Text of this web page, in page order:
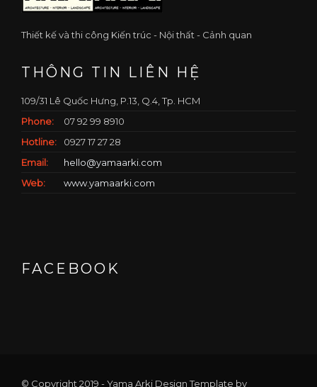
Thiết kế và thi công Kiến trúc - Nội thất - Cảnh quan
THÔNG TIN LIÊN HỆ
109/31 Lê Quốc Hưng, P.13, Q.4, Tp. HCM
Phone:
07 92 99 8910
Hotline:
0927 17 27 28
Email:
hello@yamaarki.com
Web:
www.yamaarki.com
FACEBOOK
© Copyright 2019 - Yama Arki Design Template by